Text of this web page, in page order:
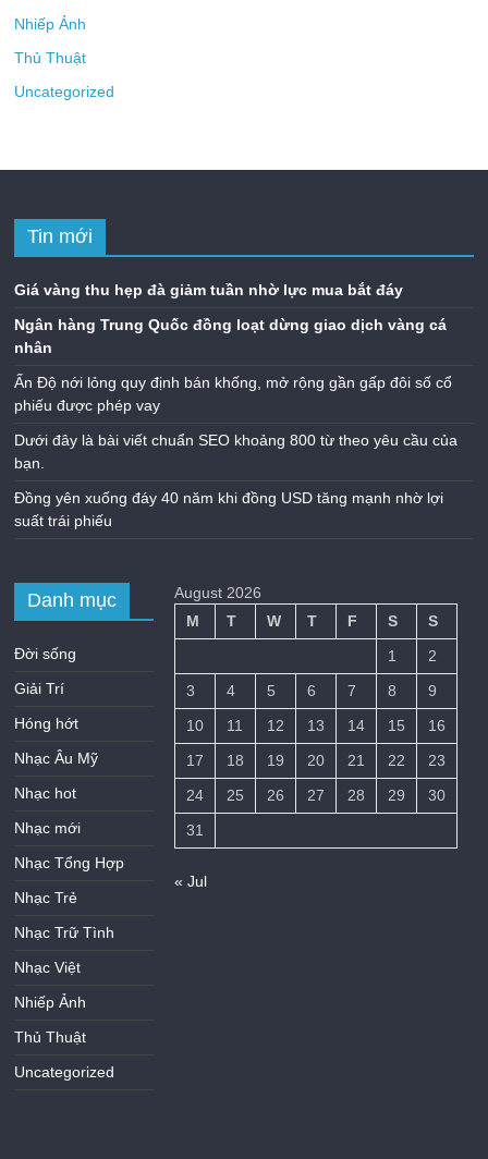
Nhiếp Ảnh
Thủ Thuật
Uncategorized
Tin mới
Giá vàng thu hẹp đà giảm tuần nhờ lực mua bắt đáy
Ngân hàng Trung Quốc đồng loạt dừng giao dịch vàng cá
nhân
Ấn Độ nới lỏng quy định bán khống, mở rộng gần gấp đôi số cổ
phiếu được phép vay
Dưới đây là bài viết chuẩn SEO khoảng 800 từ theo yêu cầu của
bạn.
Đồng yên xuống đáy 40 năm khi đồng USD tăng mạnh nhờ lợi
suất trái phiếu
Danh mục
Đời sống
Giải Trí
Hóng hớt
Nhạc Âu Mỹ
Nhạc hot
Nhạc mới
Nhạc Tổng Hợp
Nhạc Trẻ
Nhạc Trữ Tình
Nhạc Việt
Nhiếp Ảnh
Thủ Thuật
Uncategorized
August 2026
M
T W T F S
S
1
2
3
4 5 6 7 8
9
10
11 12 13 14 15
16
17
18 19 20 21 22
23
24
25 26 27 28 29
30
31
« Jul